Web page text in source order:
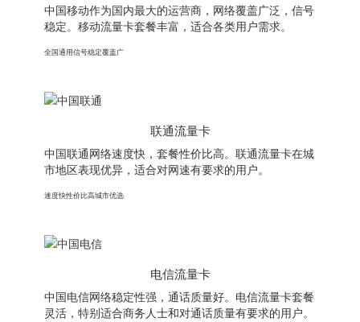
中国移动作为国内最大的运营商，网络覆盖广泛，信号
稳定。移动流量卡套餐丰富，适合各类用户需求。
全国通用信号稳定覆盖广
联通流量卡
中国联通网络速度快，套餐性价比高。联通流量卡在城
市地区表现优异，适合对网速有要求的用户。
速度快性价比高城市优选
电信流量卡
中国电信网络稳定性强，通话质量好。电信流量卡套餐
灵活，特别适合商务人士和对通话质量有要求的用户。